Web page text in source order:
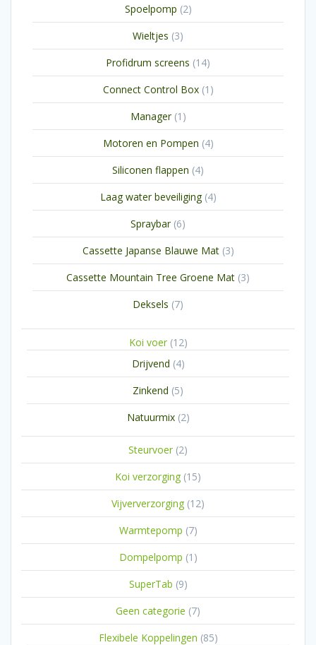
Spoelpomp 22
producten
Wieltjes 33
producten
Profidrum screens 1414
producten
Connect Control Box 1 1
product
Manager 1 1
product
Motoren en Pompen 44
producten
Siliconen flappen 44
producten
Laag water beveiliging 44
producten
Spraybar 66
producten
Cassette Japanse Blauwe Mat 33
producten
Cassette Mountain Tree Groene Mat 33
producten
Deksels 77
Koi voer 1212
Drijvend 44
producten
Zinkend 55
producten
Natuurmix 22
Steurvoer 22
producten
Koi verzorging 1515
producten
Vijververzorging 1212
producten
Warmtepomp 77
producten
Dompelpomp 1 1
product
SuperTab 99
producten
Geen categorie 77
producten
Flexibele Koppelingen 8585